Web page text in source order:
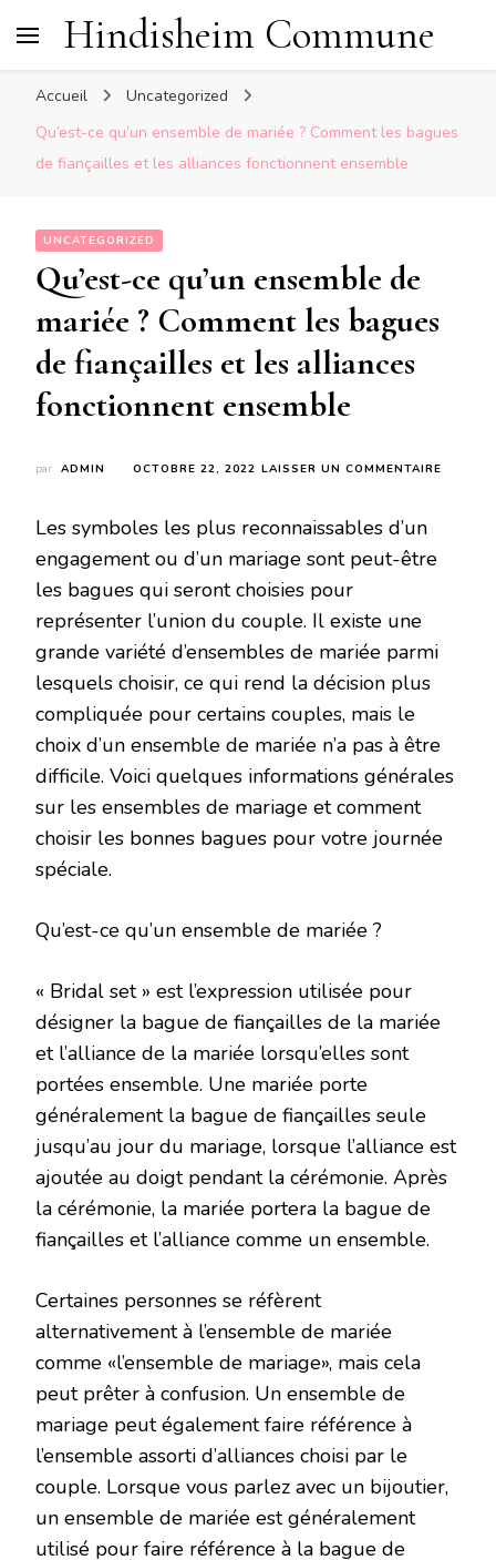
Hindisheim Commune
Accueil
Uncategorized
Qu’est-ce qu’un ensemble de mariée ? Comment les bagues
de fiançailles et les alliances fonctionnent ensemble
UNCATEGORIZED
Qu’est-ce qu’un ensemble de
mariée ? Comment les bagues
de fiançailles et les alliances
fonctionnent ensemble
par ADMIN OCTOBRE 22, 2022 LAISSER UN COMMENTAIRE
Les symboles les plus reconnaissables d’un
engagement ou d’un mariage sont peut-être
les bagues qui seront choisies pour
représenter l’union du couple. Il existe une
grande variété d’ensembles de mariée parmi
lesquels choisir, ce qui rend la décision plus
compliquée pour certains couples, mais le
choix d’un ensemble de mariée n’a pas à être
difficile. Voici quelques informations générales
sur les ensembles de mariage et comment
choisir les bonnes bagues pour votre journée
spéciale.
Qu’est-ce qu’un ensemble de mariée ?
« Bridal set » est l’expression utilisée pour
désigner la bague de fiançailles de la mariée
et l’alliance de la mariée lorsqu’elles sont
portées ensemble. Une mariée porte
généralement la bague de fiançailles seule
jusqu’au jour du mariage, lorsque l’alliance est
ajoutée au doigt pendant la cérémonie. Après
la cérémonie, la mariée portera la bague de
fiançailles et l’alliance comme un ensemble.
Certaines personnes se réfèrent
alternativement à l’ensemble de mariée
comme «l’ensemble de mariage», mais cela
peut prêter à confusion. Un ensemble de
mariage peut également faire référence à
l’ensemble assorti d’alliances choisi par le
couple. Lorsque vous parlez avec un bijoutier,
un ensemble de mariée est généralement
utilisé pour faire référence à la bague de